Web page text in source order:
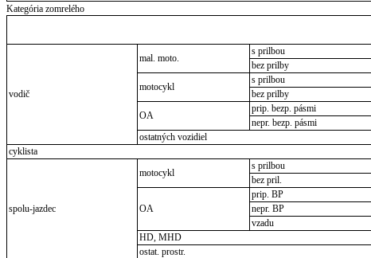
Kategória zomrelého
vodič
mal. moto.
s prilbou
bez prilby
motocykl
s prilbou
bez prilby
OA
prip. bezp. pásmi
nepr. bezp. pásmi
ostatných vozidiel
cyklista
spolu-jazdec
motocykl
s prilbou
bez pril.
OA
prip. BP
nepr. BP
vzadu
HD, MHD
ostat. prostr.